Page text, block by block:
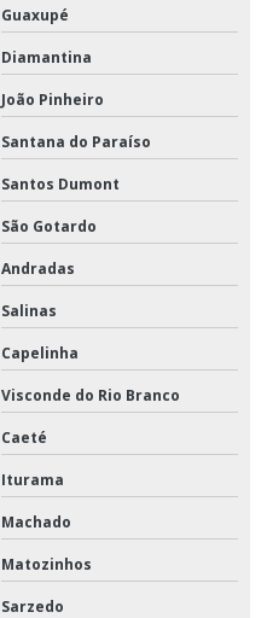
Guaxupé
Diamantina
João Pinheiro
Santana do Paraíso
Santos Dumont
São Gotardo
Andradas
Salinas
Capelinha
Visconde do Rio Branco
Caeté
Iturama
Machado
Matozinhos
Sarzedo